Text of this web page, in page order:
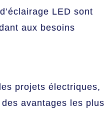
LED sont
aux besoins
projets électriques,
avantages les plus